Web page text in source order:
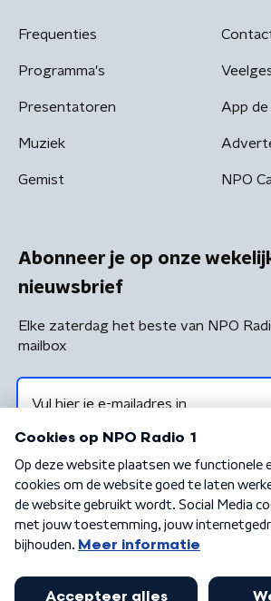
Frequenties
Programma's
Presentatoren
Muziek
Gemist
App
NPO
Abonneer je op onze
nieuwsbrief
Elke zaterdag het beste van NPO
mailbox
Algemene voorwaarden